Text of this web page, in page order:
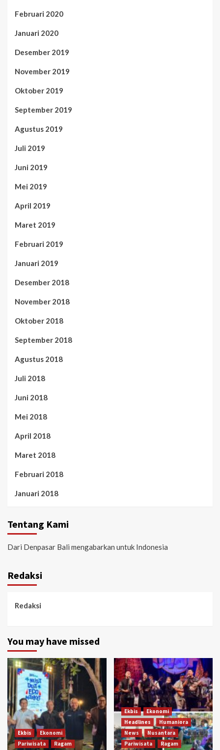
Februari 2020
Januari 2020
Desember 2019
November 2019
Oktober 2019
September 2019
Agustus 2019
Juli 2019
Juni 2019
Mei 2019
April 2019
Maret 2019
Februari 2019
Januari 2019
Desember 2018
November 2018
Oktober 2018
September 2018
Agustus 2018
Juli 2018
Juni 2018
Mei 2018
April 2018
Maret 2018
Februari 2018
Januari 2018
Tentang Kami
Dari Denpasar Bali mengabarkan untuk Indonesia
Redaksi
Redaksi
You may have missed
Ekbis
Ekonomi
Pariwisata
Ragam
Ekbis
Ekonomi
Headlines
Humaniora
News
Nusantara
Pariwisata
Ragam